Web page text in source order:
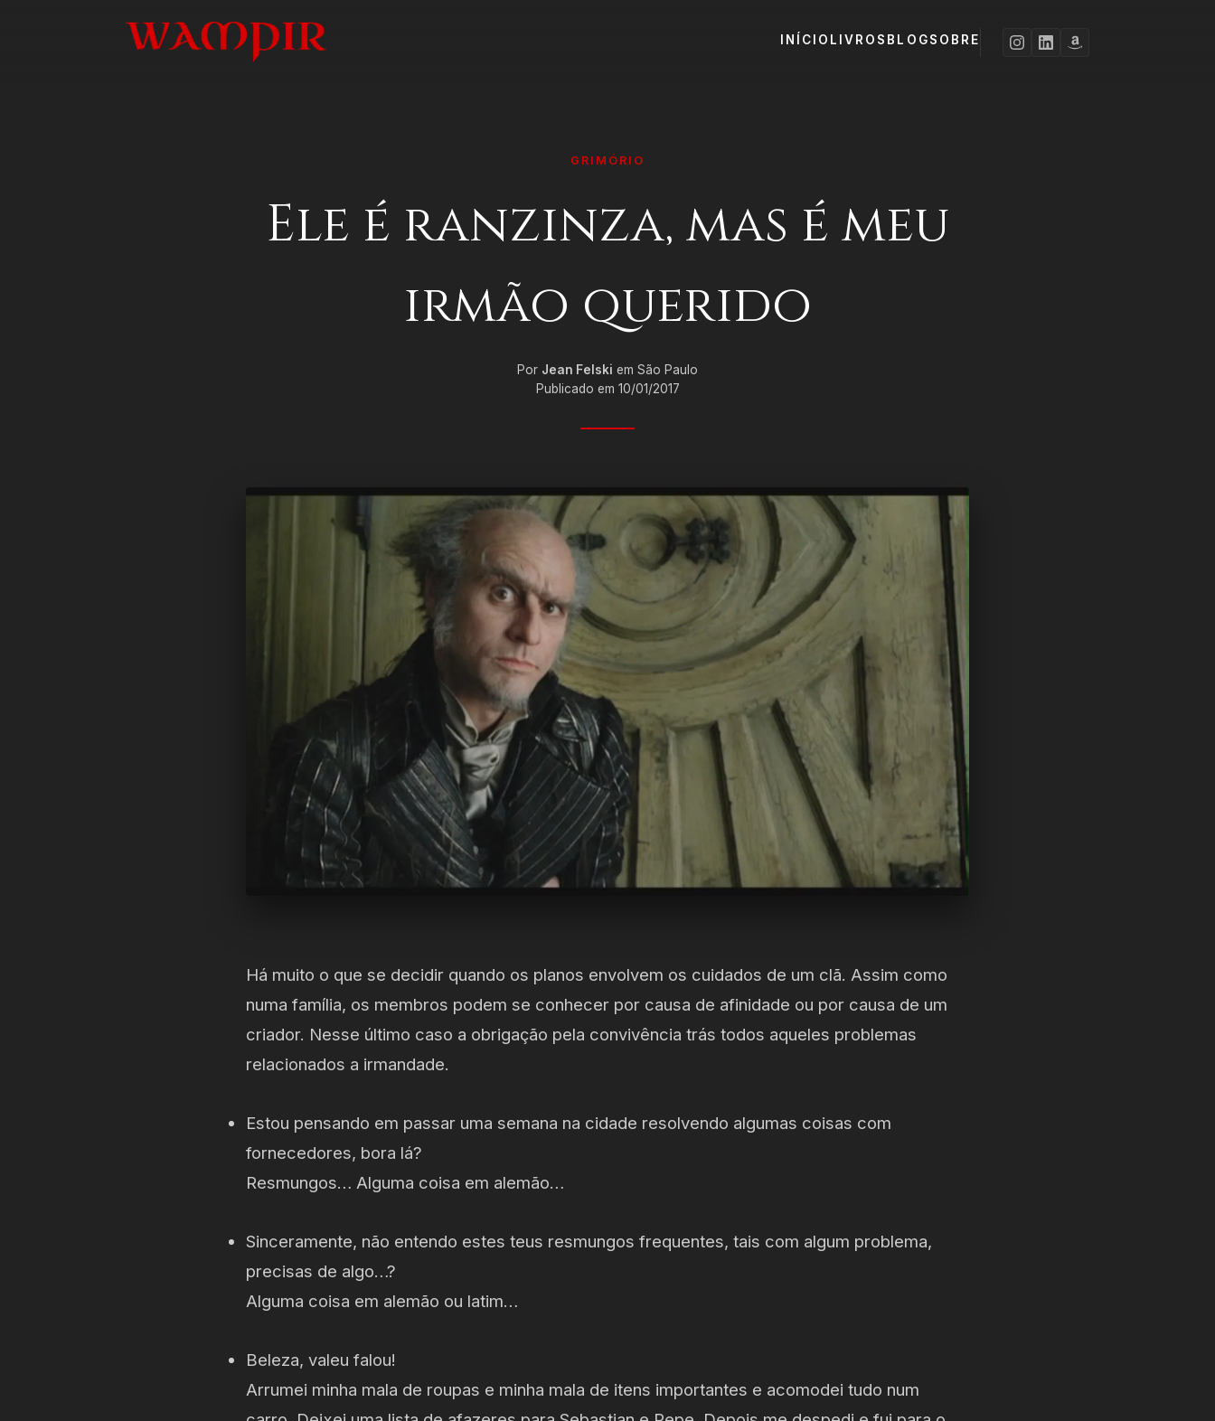
INÍCIO LIVROS BLOGSOBRE
GRIMÓRIO
Ele é ranzinza, mas é meu
irmão querido
Por Jean Felski em São Paulo
Publicado em 10/01/2017
Há muito o que se decidir quando os planos envolvem os cuidados de um clã. Assim como
numa família, os membros podem se conhecer por causa de afinidade ou por causa de um
criador. Nesse último caso a obrigação pela convivência trás todos aqueles problemas
relacionados a irmandade.
Estou pensando em passar uma semana na cidade resolvendo algumas coisas com
fornecedores, bora lá?
Resmungos… Alguma coisa em alemão…
Sinceramente, não entendo estes teus resmungos frequentes, tais com algum problema,
precisas de algo…?
Alguma coisa em alemão ou latim…
Beleza, valeu falou!
Arrumei minha mala de roupas e minha mala de itens importantes e acomodei tudo num